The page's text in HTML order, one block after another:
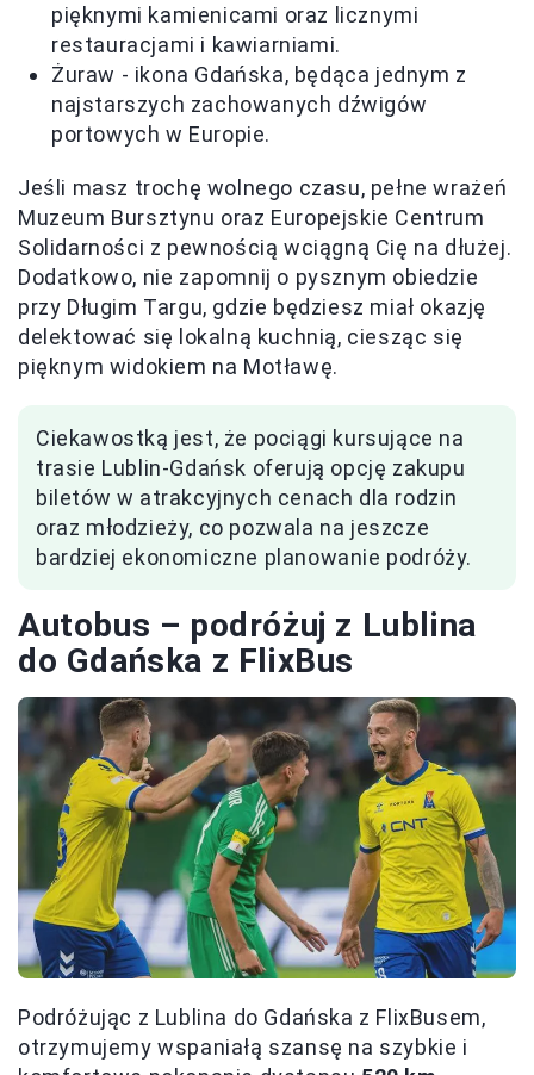
pięknymi kamienicami oraz licznymi
restauracjami i kawiarniami.
Żuraw - ikona Gdańska, będąca jednym z
najstarszych zachowanych dźwigów
portowych w Europie.
Jeśli masz trochę wolnego czasu, pełne wrażeń
Muzeum Bursztynu oraz Europejskie Centrum
Solidarności z pewnością wciągną Cię na dłużej.
Dodatkowo, nie zapomnij o pysznym obiedzie
przy Długim Targu, gdzie będziesz miał okazję
delektować się lokalną kuchnią, ciesząc się
pięknym widokiem na Motławę.
Ciekawostką jest, że pociągi kursujące na
trasie Lublin-Gdańsk oferują opcję zakupu
biletów w atrakcyjnych cenach dla rodzin
oraz młodzieży, co pozwala na jeszcze
bardziej ekonomiczne planowanie podróży.
Autobus – podróżuj z Lublina
do Gdańska z FlixBus
Podróżując z Lublina do Gdańska z FlixBusem,
otrzymujemy wspaniałą szansę na szybkie i